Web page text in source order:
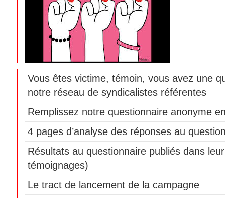
Vous êtes victime, témoin, vous avez une
notre réseau de syndicalistes référentes
Remplissez notre questionnaire anonyme
4 pages d’analyse des réponses au
Résultats au questionnaire publiés dans
témoignages)
Le tract de lancement de la campagne